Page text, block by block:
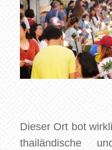
Dieser Ort bot
thailändische